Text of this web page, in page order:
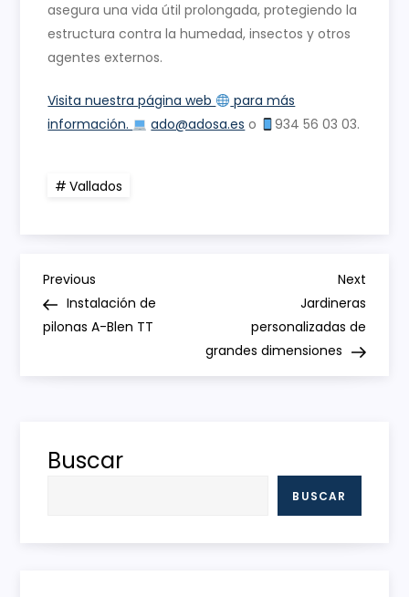
asegura una vida útil prolongada, protegiendo la
estructura contra la humedad, insectos y otros
agentes externos.
Visita nuestra página web
para más
información.
ado@adosa.es o 934 56 03 03.
Vallados
N
a
v
g
c
Previous
Post
Previous
Instalación de
pilonas A-Blen TT
Next
Post
Next
Jardineras
personalizadas de
grandes dimensiones
Buscar
BUSCAR